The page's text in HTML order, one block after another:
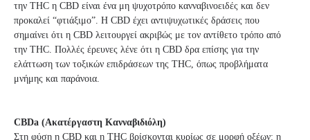
την THC η CBD είναι ένα μη ψυχοτρόπο κανναβινοειδές και δεν
προκαλεί “φτιάξιμο”. Η CBD έχει αντιψυχωτικές δράσεις που
σημαίνει ότι η CBD λειτουργεί ακριβώς με τον αντίθετο τρόπο από
την THC. Πολλές έρευνες λένε ότι η CBD δρα επίσης για την
ελάττωση των τοξικών επιδράσεων της THC, όπως προβλήματα
μνήμης και παράνοια.
CBDa (Ακατέργαστη Κανναβιδιόλη)
Στη φύση η CBD και η THC βρίσκονται κυρίως σε μορφή οξέων: η